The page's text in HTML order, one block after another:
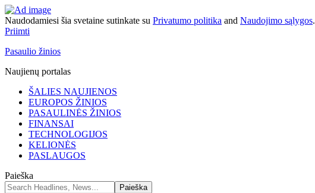
Naudodamiesi šia svetaine sutinkate su Privatumo politika and Naudojimo sąlygos.
Priimti
Pasaulio žinios
Naujienų portalas
ŠALIES NAUJIENOS
EUROPOS ŽINIOS
PASAULINĖS ŽINIOS
FINANSAI
TECHNOLOGIJOS
KELIONĖS
PASLAUGOS
Paieška